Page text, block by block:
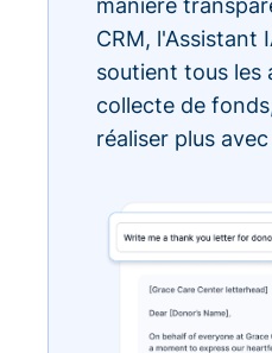
manière
CRM, l'Assistant
soutient tous les
collecte de
réaliser plus